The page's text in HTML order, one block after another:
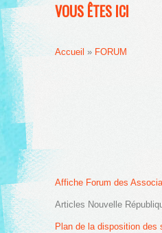
VOUS ÊTES ICI
Accueil » FORUM
Affiche Forum des
Articles Nouvelle
Plan de la disposition des